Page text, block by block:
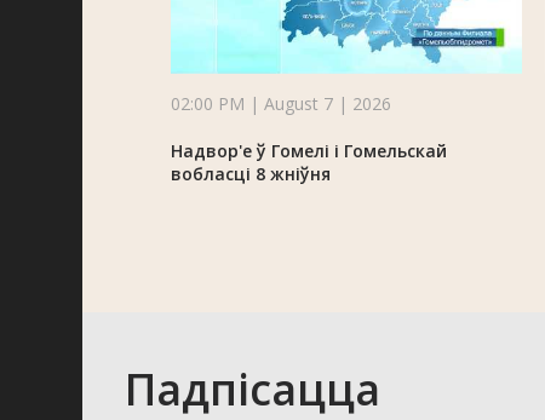
02:00 PM | August 7 | 2026
Надвор'е ў Гомелі і Гомельскай
вобласці 8 жніўня
Падпісацца